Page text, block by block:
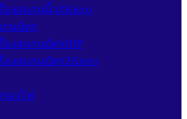
องสแกนนิ้วZKteco
กนบัตร
องสแกนบัตรHIP
องสแกนบัตรZKteco
องไฟ